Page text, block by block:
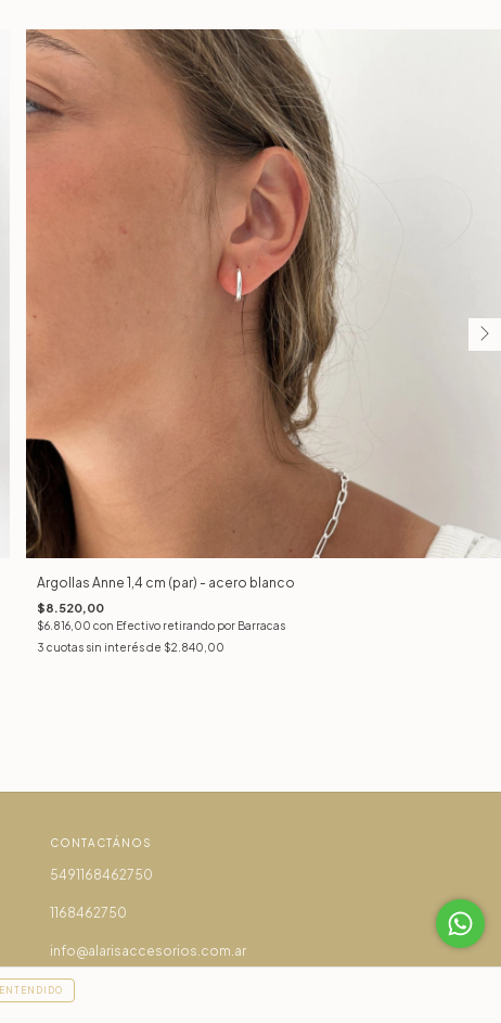
ENTENDIDO
Argollas Anne 1,4 cm (par) - acero blanco
$8.520,00
$6.816,00 con Efectivo retirando por Barracas
3 cuotas sin interés de $2.840,00
CONTACTÁNOS
5491168462750
1168462750
info@alarisaccesorios.com.ar
Showroom en Av. Montes de Oca 753 - Barracas, CABA (Lunes a
Viernes de 14:00 a 18:00 - Sábado de 12:00 a 14:00)